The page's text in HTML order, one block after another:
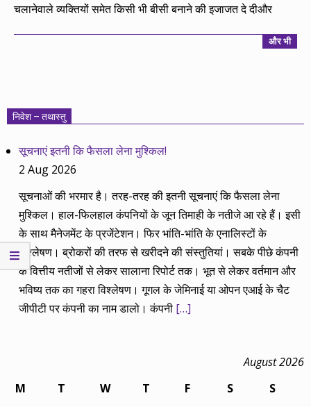
चलानेवाले व्यक्तियों समेत किसी भी बीसी बनाने की इजाजत दे दीऔर
और भी
निवेश – तथास्तु
सूचनाएं इतनी कि फैसला लेना मुश्किल!
2 Aug 2026
सूचनाओं की भरमार है। तरह-तरह की इतनी सूचनाएं कि फैसला लेना
मुश्किल। हाल-फिलहाल कंपनियों के जून तिमाही के नतीजे आ रहे हैं। इसी
के साथ मैनेजमेंट के प्रजेंटेशन। फिर भांति-भांति के एनालिस्टों के
विश्लेषण। ब्रोकरों की तरफ से खरीदने की संस्तुतियां। सबके पीछे कंपनी
के वित्तीय नतीजों से लेकर सालाना रिपोर्ट तक। भूत से लेकर वर्तमान और
भविष्य तक का गहरा विश्लेषण। गूगल के जेमिनाई या ओपन एआई के चैट
जीपीटी पर कंपनी का नाम डालो। कंपनी […]
August 2026
M
T W T F S
S